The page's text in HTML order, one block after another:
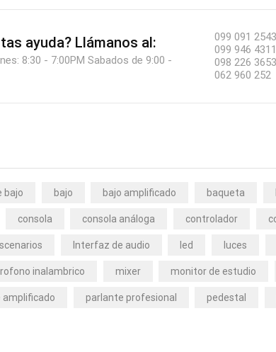
ayuda? Llámanos al:
8:30 - 7:00PM Sabados de 9:00 -
099 091 2543
099 946 4311
098 226 3653
062 960 252
bajo bajo bajo amplificado baqueta
consola consola análoga controlador
Interfaz de audio led luces
inalambrico mixer monitor de estudio
parlante profesional pedestal